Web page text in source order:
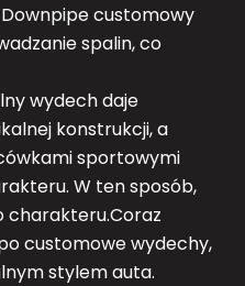
customowy
spalin, co
wydech daje
konstrukcji, a
sportowymi
W ten sposób,
charakteru.Coraz
customowe wydechy,
stylem auta.